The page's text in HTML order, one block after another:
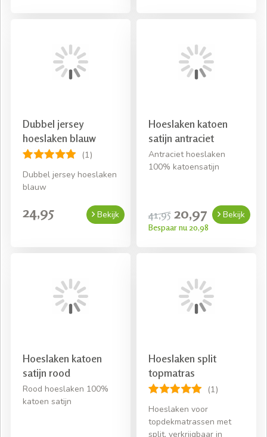
Dubbel jersey
hoeslaken blauw
(1)
Dubbel jersey hoeslaken
blauw
24,95 Bekijk
Hoeslaken katoen
satijn antraciet
Antraciet hoeslaken
100% katoensatijn
41,95 20,97
Bespaar nu 20,98
Bekijk
Hoeslaken katoen
satijn rood
Rood hoeslaken 100%
katoen satijn
Hoeslaken split
topmatras
(1)
Hoeslaken voor
topdekmatrassen met
split, verkrijgbaar in